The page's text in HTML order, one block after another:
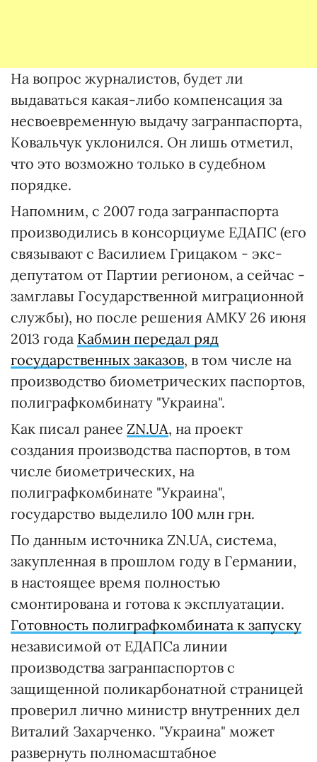
На вопрос журналистов, будет ли
выдаваться какая-либо компенсация за
несвоевременную выдачу загранпаспорта,
Ковальчук уклонился. Он лишь отметил,
что это возможно только в судебном
порядке.
Напомним, с 2007 года загранпаспорта
производились в консорциуме ЕДАПС (его
связывают с Василием Грицаком - экс-
депутатом от Партии регионом, а сейчас -
замглавы Государственной миграционной
службы), но после решения АМКУ 26 июня
2013 года Кабмин передал ряд
государственных заказов, в том числе на
производство биометрических паспортов,
полиграфкомбинату "Украина".
Как писал ранее ZN.UA, на проект
создания производства паспортов, в том
числе биометрических, на
полиграфкомбинате "Украина",
государство выделило 100 млн грн.
По данным источника ZN.UA, система,
закупленная в прошлом году в Германии,
в настоящее время полностью
смонтирована и готова к эксплуатации.
Готовность полиграфкомбината к запуску
независимой от ЕДАПСа линии
производства загранпаспортов с
защищенной поликарбонатной страницей
проверил лично министр внутренних дел
Виталий Захарченко. "Украина" может
развернуть полномасштабное